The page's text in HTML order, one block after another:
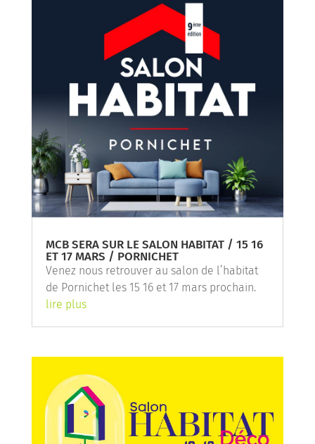
MCB SERA SUR LE SALON HABITAT / 15 16
ET 17 MARS / PORNICHET
Venez nous retrouver au salon de l’habitat
de Pornichet les 15 16 et 17 mars prochain.
lire plus